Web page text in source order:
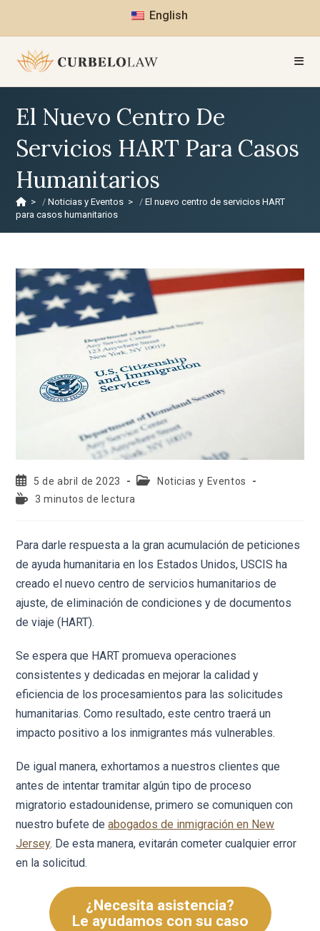
English
El Nuevo Centro De
Servicios HART Para Casos
Humanitarios
> Noticias y Eventos >
El nuevo centro de servicios HART
para casos humanitarios
5 de abril de 2023
Noticias y Eventos
3 minutos de lectura
Para darle respuesta a la gran acumulación de peticiones
de ayuda humanitaria en los Estados Unidos, USCIS ha
creado el nuevo centro de servicios humanitarios de
ajuste, de eliminación de condiciones y de documentos
de viaje (HART).
Se espera que HART promueva operaciones
consistentes y dedicadas en mejorar la calidad y
eficiencia de los procesamientos para las solicitudes
humanitarias. Como resultado, este centro traerá un
impacto positivo a los inmigrantes más vulnerables.
De igual manera, exhortamos a nuestros clientes que
antes de intentar tramitar algún tipo de proceso
migratorio estadounidense, primero se comuniquen con
nuestro bufete deabogados de inmigración en New
Jersey. De esta manera, evitarán cometer cualquier error
en la solicitud.
¿Necesita asistencia?
Le ayudamos con su caso